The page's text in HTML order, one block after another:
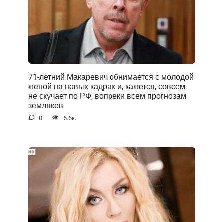
71-летний Макаревич обнимается с молодой
женой на новых кадрах и, кажется, совсем
не скучает по РФ, вопреки всем прогнозам
земляков
0 6.6к.